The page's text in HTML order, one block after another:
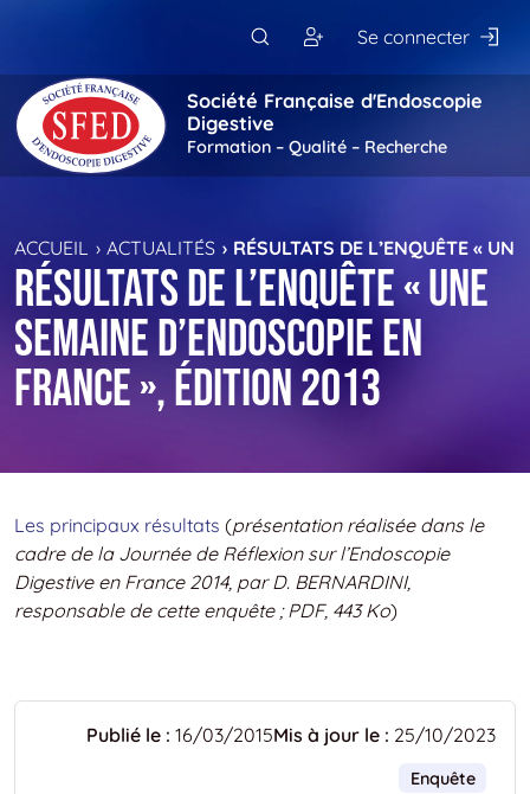
Se connecter
Société Française d'Endoscopie
Digestive
Formation – Qualité – Recherche
ACCUEIL ACTUALITÉS RÉSULTATS DE L’ENQUÊTE «
Résultats de l’enquête « Une
Semaine d’Endoscopie en
France », édition 2013
Les principaux résultats (présentation réalisée dans le
cadre de la Journée de Réflexion sur l’Endoscopie
Digestive en France 2014, par D. BERNARDINI,
responsable de cette enquête ; PDF, 443 Ko)
Publié le : 16/03/2015Mis à jour le : 25/10/2023
Enquête